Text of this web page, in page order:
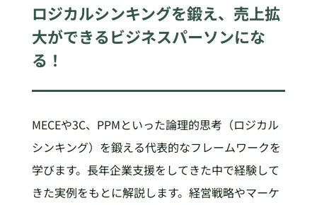
ロジカルシンキングを鍛え、売上拡
大ができるビジネスパーソンにな
る！
MECEや3C、PPMといった論理的思考（ロジカル
シンキング）を鍛える代表的なフレームワークを
学びます。長年企業支援をしてきた中で経験して
きた実例をもとに解説します。経営戦略やマーケ